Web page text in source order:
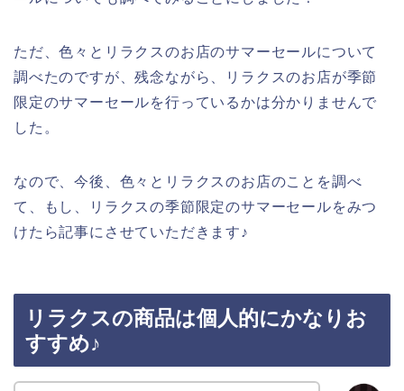
ただ、色々とリラクスのお店のサマーセールについて
調べたのですが、残念ながら、リラクスのお店が季節
限定のサマーセールを行っているかは分かりませんで
した。
なので、今後、色々とリラクスのお店のことを調べ
て、もし、リラクスの季節限定のサマーセールをみつ
けたら記事にさせていただきます♪
リラクスの商品は個人的にかなりお
すすめ♪